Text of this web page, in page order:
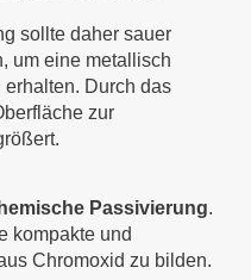
sollte daher sauer
um eine metallisch
Durch das
zur
Passivierung.
kompakte und
Chromoxid zu bilden.